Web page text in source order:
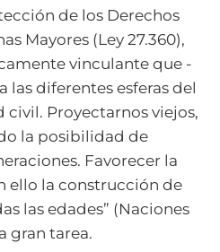
de los Derechos
Mayores (Ley 27.360),
vinculante que -
las diferentes esferas del
civil. Proyectarnos viejos,
la posibilidad de
Favorecer la
ello la construcción de
las edades” (Naciones
gran tarea.